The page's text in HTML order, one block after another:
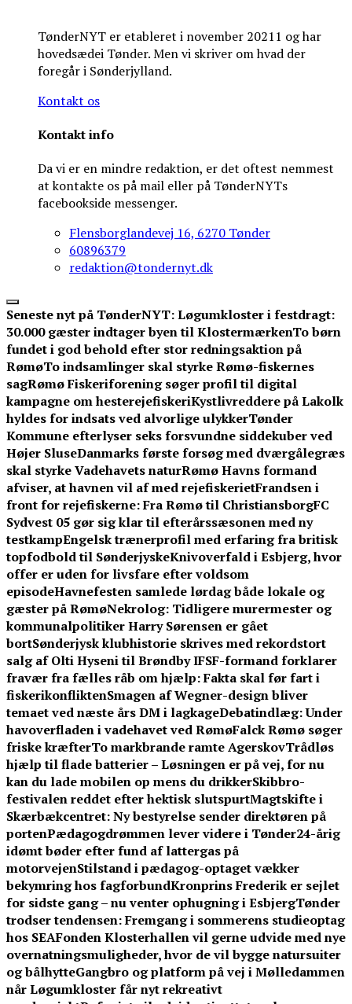
TønderNYT er etableret i november 20211 og har
hovedsædei Tønder. Men vi skriver om hvad der
foregår i Sønderjylland.
Kontakt os
Kontakt info
Da vi er en mindre redaktion, er det oftest nemmest
at kontakte os på mail eller på TønderNYTs
facebookside messenger.
Flensborglandevej 16, 6270 Tønder
60896379
redaktion@tondernyt.dk
Seneste nyt på TønderNYT:Løgumkloster i festdragt:
30.000 gæster indtager byen til KlostermærkenTo børn
fundet i god behold efter stor redningsaktion på
RømøTo indsamlinger skal styrke Rømø-fiskernes
sagRømø Fiskeriforening søger profil til digital
kampagne om hesterejefiskeriKystlivreddere på Lakolk
hyldes for indsats ved alvorlige ulykkerTønder
Kommune efterlyser seks forsvundne siddekuber ved
Højer SluseDanmarks første forsøg med dværgålegræs
skal styrke Vadehavets naturRømø Havns formand
afviser, at havnen vil af med rejefiskerietFrandsen i
front for rejefiskerne: Fra Rømø til ChristiansborgFC
Sydvest 05 gør sig klar til efterårssæsonen med ny
testkampEngelsk trænerprofil med erfaring fra britisk
topfodbold til SønderjyskeKnivoverfald i Esbjerg, hvor
offer er uden for livsfare efter voldsom
episodeHavnefesten samlede lørdag både lokale og
gæster på RømøNekrolog: Tidligere murermester og
kommunalpolitiker Harry Sørensen er gået
bortSønderjysk klubhistorie skrives med rekordstort
salg af Olti Hyseni til Brøndby IFSF-formand forklarer
fravær fra fælles råb om hjælp: Fakta skal før fart i
fiskerikonfliktenSmagen af Wegner-design bliver
temaet ved næste års DM i lagkageDebatindlæg: Under
havoverfladen i vadehavet ved RømøFalck Rømø søger
friske kræfterTo markbrande ramte AgerskovTrådløs
hjælp til flade batterier – Løsningen er på vej, for nu
kan du lade mobilen op mens du drikkerSkibbro-
festivalen reddet efter hektisk slutspurtMagtskifte i
Skærbækcentret: Ny bestyrelse sender direktøren på
portenPædagogdrømmen lever videre i Tønder24-årig
idømt bøder efter fund af lattergas på
motorvejenStilstand i pædagog-optaget vækker
bekymring hos fagforbundKronprins Frederik er sejlet
for sidste gang – nu venter ophugning i EsbjergTønder
trodser tendensen: Fremgang i sommerens studieoptag
hos SEAFonden Klosterhallen vil gerne udvide med nye
overnatningsmuligheder, hvor de vil bygge natursuiter
og bålhytteGangbro og platform på vej i Mølledammen
når Løgumkloster får nyt rekreativt